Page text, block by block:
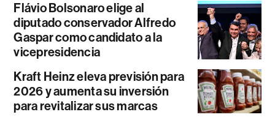
Flávio Bolsonaro elige al
diputado conservador Alfredo
Gaspar como candidato a la
vicepresidencia
Kraft Heinz eleva previsión para
2026 y aumenta su inversión
para revitalizar sus marcas